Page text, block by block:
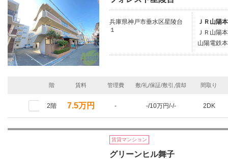
兵庫県神戸市垂水区星陵台
１
ＪＲ山陽
ＪＲ山陽
山陽電鉄
階 賃料 管理費 敷/礼/保証/敷引,償却 間取り
2階 7.5万円 - -/10万円/-/- 2DK
賃貸マンション
グリーンヒル舞子